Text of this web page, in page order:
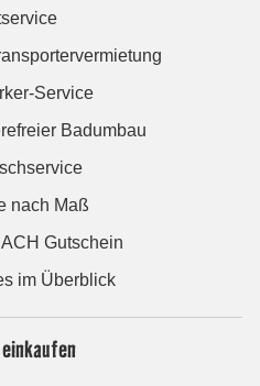
Service
Badumbau
nach Maß
Gutschein
im Überblick